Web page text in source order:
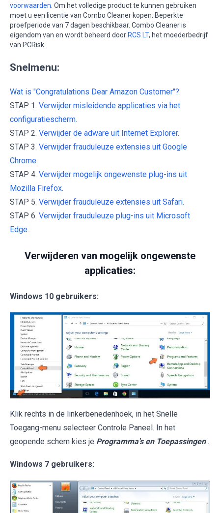
voorwaarden . Om het volledige product te kunnen gebruiken
moet u een licentie van Combo Cleaner kopen. Beperkte
proefperiode van 7 dagen beschikbaar. Combo Cleaner is
eigendom van en wordt beheerd door RCS LT, het moederbedrijf
van PCRisk.
Snelmenu:
Wat is "Congratulations Dear Amazon Customer"?
STAP 1. Verwijder misleidende applicaties via het
configuratiescherm.
STAP 2. Verwijder de adware uit Internet Explorer.
STAP 3. Verwijder frauduleuze extensies uit Google
Chrome.
STAP 4. Verwijder mogelijk ongewenste plug-ins uit
Mozilla Firefox.
STAP 5. Verwijder frauduleuze extensies uit Safari.
STAP 6. Verwijder frauduleuze plug-ins uit Microsoft
Edge.
Verwijderen van mogelijk ongewenste
applicaties:
Windows 10 gebruikers:
Klik rechts in de linkerbenedenhoek, in het Snelle
Toegang-menu selecteer Controle Paneel. In het
geopende schem kies je Programma's en Toepassingen .
Windows 7 gebruikers: